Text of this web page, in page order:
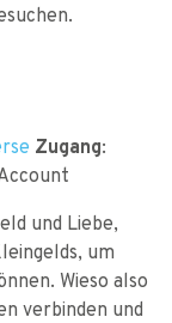
Zugang:
und Liebe,
um
Wieso also
verbinden und